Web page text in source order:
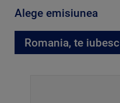
Alege emisiunea
Romania, te iubesc